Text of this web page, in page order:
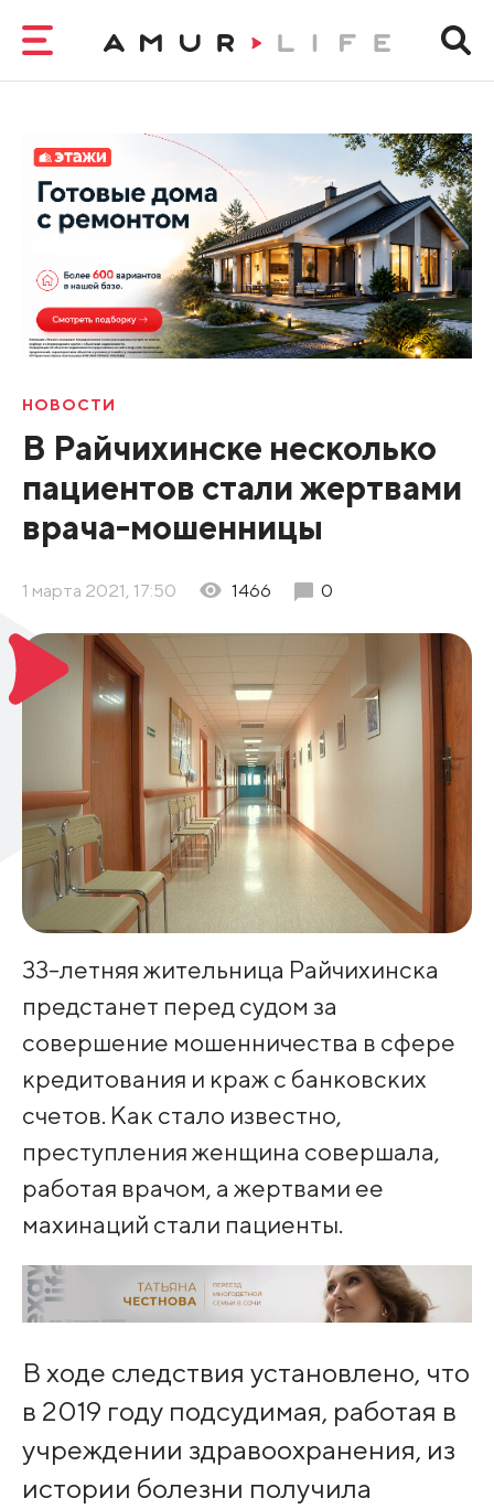
НОВОСТИ
В Райчихинске несколько
пациентов стали жертвами
врача-мошенницы
1 марта 2021, 17:50 1466 0
33-летняя жительница Райчихинска
предстанет перед судом за
совершение мошенничества в сфере
кредитования и краж с банковских
счетов. Как стало известно,
преступления женщина совершала,
работая врачом, а жертвами ее
махинаций стали пациенты.
В ходе следствия установлено, что
в 2019 году подсудимая, работая в
учреждении здравоохранения, из
истории болезни получила